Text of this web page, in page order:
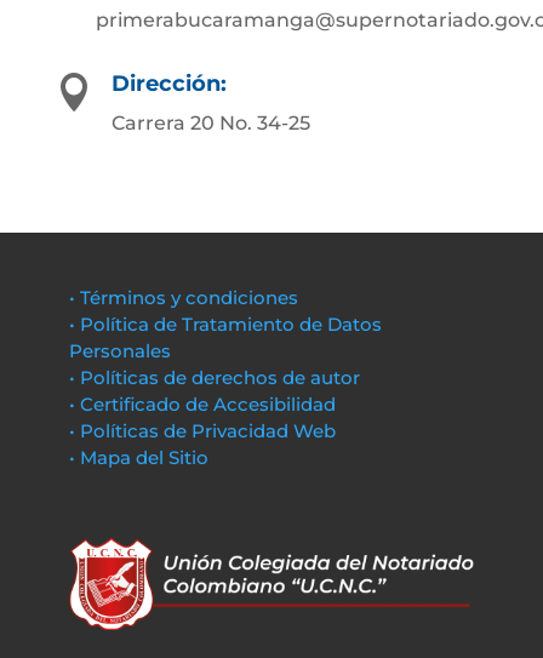
 Dirección:
Carrera 20 No. 34-25
• Términos y condiciones
• Política de Tratamiento de Datos
Personales
• Políticas de derechos de autor
• Certificado de Accesibilidad
• Políticas de Privacidad Web
• Mapa del Sitio